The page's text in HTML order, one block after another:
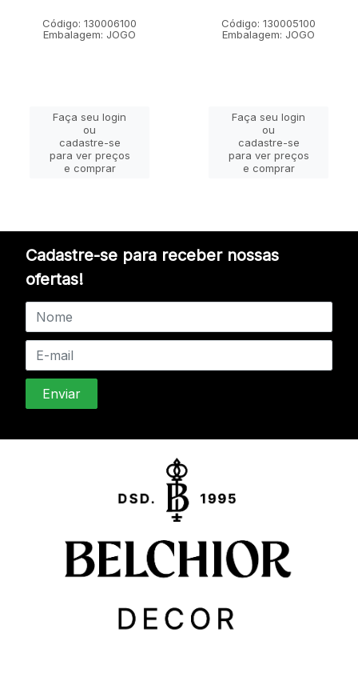
Código: 130006100
Embalagem: JOGO
Faça seu login
ou
cadastre-se
para ver preços
e comprar
Código: 130005100
Embalagem: JOGO
Faça seu login
ou
cadastre-se
para ver preços
e comprar
Cadastre-se para receber nossas
ofertas!